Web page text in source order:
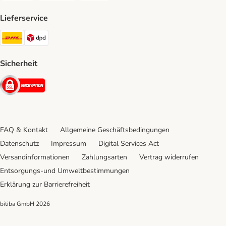
Lieferservice
DHL Shipping Method
Sicherheit
Security
FAQ & Kontakt
Allgemeine Geschäftsbedingungen
Datenschutz
Impressum
Digital Services Act
Versandinformationen
Zahlungsarten
Vertrag widerrufen
Entsorgungs-und Umweltbestimmungen
Erklärung zur Barrierefreiheit
bitiba GmbH 2026